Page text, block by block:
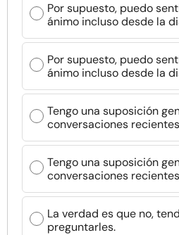
Por supuesto, puedo
ánimo incluso desde la
Por supuesto, puedo
ánimo incluso desde la
Tengo una suposición
conversaciones
Tengo una suposición
conversaciones
La verdad es que no,
preguntarles.